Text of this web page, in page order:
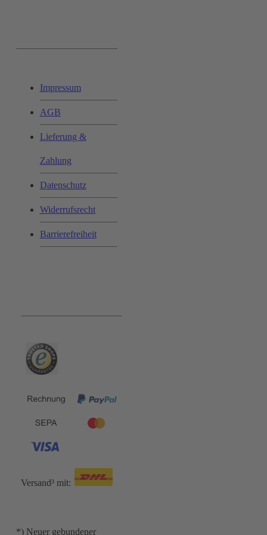
Impressum
AGB
Lieferung &
Zahlung
Datenschutz
Widerrufsrecht
Barrierefreiheit
Versand³ mit:
*) Neuer gebundener